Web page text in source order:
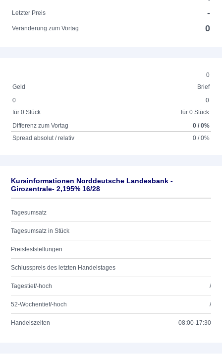
Letzter Preis
-
Veränderung zum Vortag 0
0
Geld
Brief
0
für 0 Stück
0
für 0 Stück
Differenz zum Vortag
0 / 0%
Spread absolut / relativ
0 / 0%
Kursinformationen Norddeutsche Landesbank -
Girozentrale- 2,195% 16/28
Tagesumsatz
Tagesumsatz in Stück
Preisfeststellungen
Schlusspreis des letzten Handelstages
Tagestief/-hoch /
52-Wochentief/-hoch /
Handelszeiten 08:00-17:30